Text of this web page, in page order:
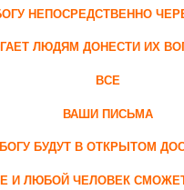
НЕПОСРЕДСТВЕННО
ЛЮДЯМ ДОНЕСТИ ИХ
ВСЕ
ВАШИ ПИСЬМА
БОГУ БУДУТ В ОТКРЫТОМ
И ЛЮБОЙ ЧЕЛОВЕК